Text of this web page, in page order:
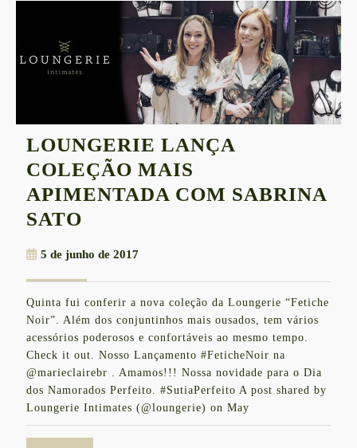
LOUNGERIE LANÇA
COLEÇÃO MAIS
APIMENTADA COM SABRINA
SATO
COLEÇÃO
MAIS
APIMENTADA
COM
SABRINA
SATO
5 de junho de 20175
de
2017
Quinta fui conferir a nova coleção da Loungerie “Fetiche
Noir”. Além dos conjuntinhos mais ousados, tem vários
acessórios poderosos e confortáveis ao mesmo tempo.
Check it out. Nosso Lançamento #FeticheNoir na
@marieclairebr . Amamos!!! Nossa novidade para o Dia
dos Namorados Perfeito. #SutiaPerfeito A post shared by
Loungerie Intimates (@loungerie) on May